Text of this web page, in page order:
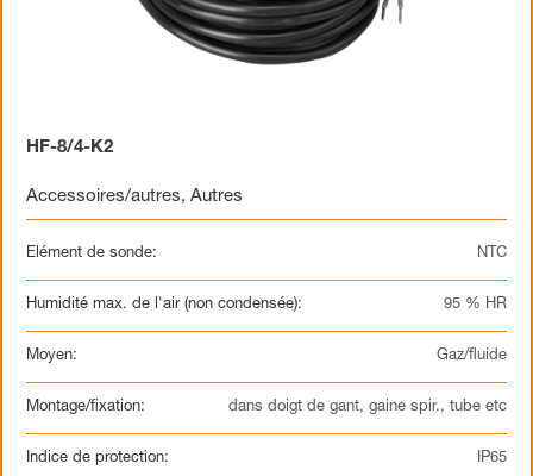
HF-8/4-K2
Accessoires/autres, Autres
Elément de sonde: NTC
Humidité max. de l'air (non condensée): 95 % HR
Moyen: Gaz/fluide
Montage/fixation: dans doigt de gant, gaine spir., tube etc
Indice de protection: IP65